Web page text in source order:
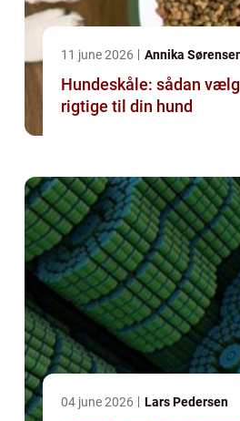
11 june 2026 Annika
Hundeskåle: sådan
rigtige til din hund
04 june 2026 Lars Pedersen